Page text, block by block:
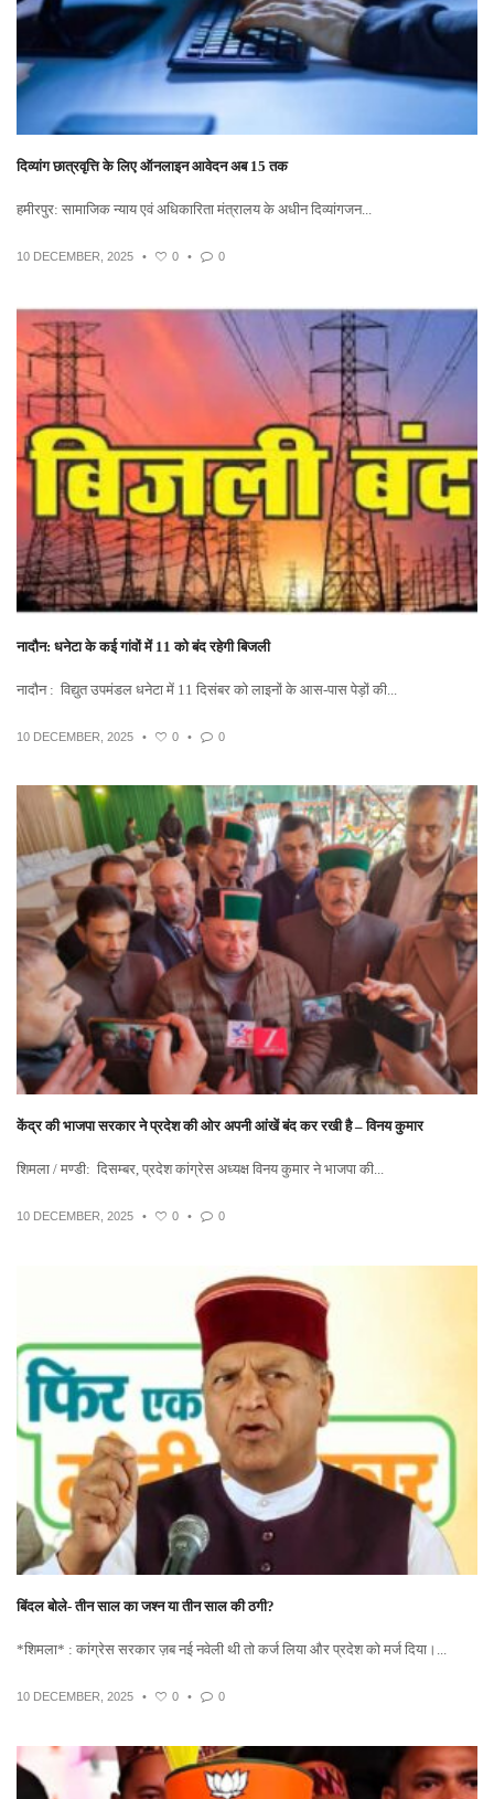
दिव्यांग छात्रवृत्ति के लिए ऑनलाइन आवेदन अब 15 तक
हमीरपुर: सामाजिक न्याय एवं अधिकारिता मंत्रालय के अधीन दिव्यांगजन...
10 DECEMBER, 2025 • 0 • 0
नादौन: धनेटा के कई गांवों में 11 को बंद रहेगी बिजली
नादौन : विद्युत उपमंडल धनेटा में 11 दिसंबर को लाइनों के आस-पास पेड़ों की...
10 DECEMBER, 2025 • 0 • 0
केंद्र की भाजपा सरकार ने प्रदेश की ओर अपनी आंखें बंद कर रखी है – विनय कुमार
शिमला / मण्डी: दिसम्बर, प्रदेश कांग्रेस अध्यक्ष विनय कुमार ने भाजपा की...
10 DECEMBER, 2025 • 0 • 0
बिंदल बोले- तीन साल का जश्न या तीन साल की ठगी?
*शिमला* : कांग्रेस सरकार ज़ब नई नवेली थी तो कर्ज लिया और प्रदेश को मर्ज दिया।...
10 DECEMBER, 2025 • 0 • 0